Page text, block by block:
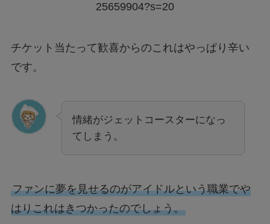
25659904?s=20
チケット当たって歓喜からのこれはやっぱり辛い
です。
情緒がジェットコースターになっ
てしまう。
ファンに夢を見せるのがアイドルという職業でや
はりこれはきつかったのでしょう。